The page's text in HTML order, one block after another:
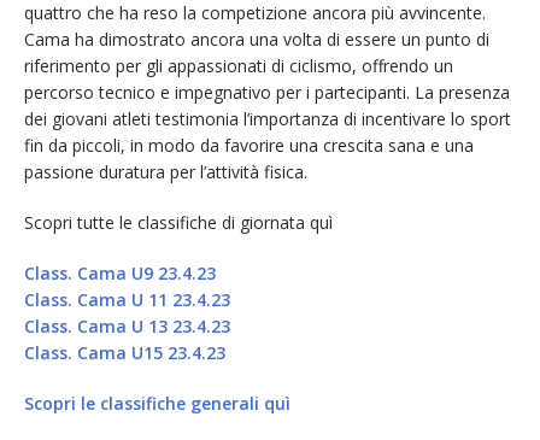
quattro che ha reso la competizione ancora più avvincente.
Cama ha dimostrato ancora una volta di essere un punto di
riferimento per gli appassionati di ciclismo, offrendo un
percorso tecnico e impegnativo per i partecipanti. La presenza
dei giovani atleti testimonia l’importanza di incentivare lo sport
fin da piccoli, in modo da favorire una crescita sana e una
passione duratura per l’attività fisica.
Scopri tutte le classifiche di giornata quì
Class. Cama U9 23.4.23
Class. Cama U 11 23.4.23
Class. Cama U 13 23.4.23
Class. Cama U15 23.4.23
Scopri le classifiche generali quì